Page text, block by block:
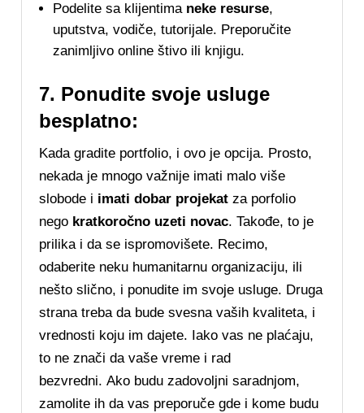
Podelite sa klijentima neke resurse,
uputstva, vodiče, tutorijale. Preporučite
zanimljivo online štivo ili knjigu.
7. Ponudite svoje usluge
besplatno:
Kada gradite portfolio, i ovo je opcija. Prosto,
nekada je mnogo važnije imati malo više
slobode i imati dobar projekat za porfolio
nego kratkoročno uzeti novac. Takođe, to je
prilika i da se ispromovišete. Recimo,
odaberite neku humanitarnu organizaciju, ili
nešto slično, i ponudite im svoje usluge. Druga
strana treba da bude svesna vaših kvaliteta, i
vrednosti koju im dajete. Iako vas ne plaćaju,
to ne znači da vaše vreme i rad
bezvredni. Ako budu zadovoljni saradnjom,
zamolite ih da vas preporuče gde i kome budu